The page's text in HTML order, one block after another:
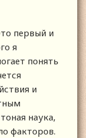
первый и
я
понять
и
наука,
факторов.